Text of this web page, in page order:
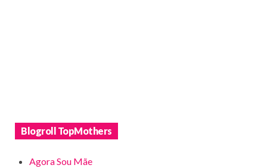
Blogroll TopMothers
Agora Sou Mãe